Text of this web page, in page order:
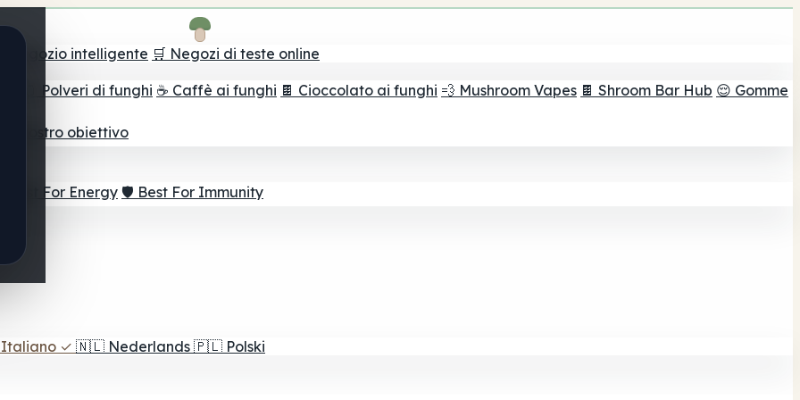
il negozio intelligente 🛒 Negozi di teste online
🫙 Polveri di funghi ☕ Caffè ai funghi 🍫 Cioccolato ai funghi 💨 Mushroom Vapes 🍫 Shroom Bar Hub 😌 Gomme
il vostro obiettivo
⚡ Best For Energy 🛡️ Best For Immunity
Italiano ✓ 🇳🇱 Nederlands 🇵🇱 Polski